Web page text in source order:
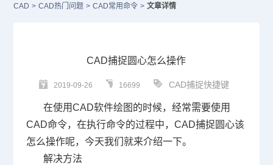
CAD > CAD热门问题 > CAD常用命令 > 文章详情
CAD捕捉圆心怎么操作
2019-09-26 16699 CAD捕捉快捷键
在使用CAD软件绘图的时候，经常需要使用
CAD命令，在执行命令的过程中， CAD捕捉圆心该
怎么操作呢，今天我们就来介绍一下。
解决方法